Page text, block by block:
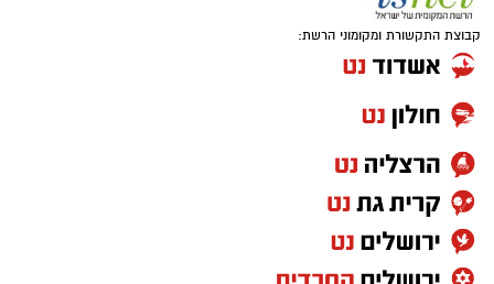
קבוצת התקשורת ומקומוני הרשת: